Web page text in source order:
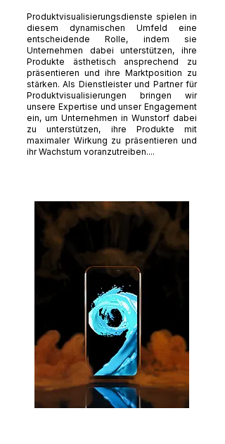
Produktvisualisierungsdienste spielen in
diesem dynamischen Umfeld eine
entscheidende Rolle, indem sie
Unternehmen dabei unterstützen, ihre
Produkte ästhetisch ansprechend zu
präsentieren und ihre Marktposition zu
stärken. Als Dienstleister und Partner für
Produktvisualisierungen bringen wir
unsere Expertise und unser Engagement
ein, um Unternehmen in Wunstorf dabei
zu unterstützen, ihre Produkte mit
maximaler Wirkung zu präsentieren und
ihr Wachstum voranzutreiben....